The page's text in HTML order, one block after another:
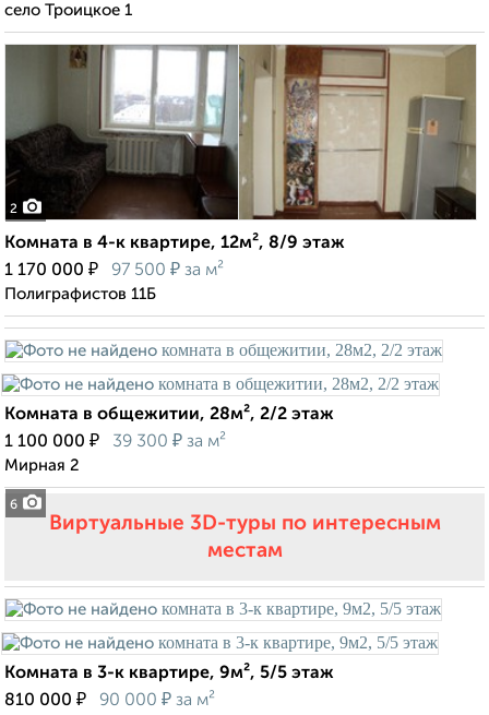
село Троицкое 1
2
Комната в 4-к квартире, 12м², 8/9 этаж
1 170 000 ₽ 97 500 ₽ за м²
Полиграфистов 11Б
6
Комната в общежитии, 28м², 2/2 этаж
1 100 000 ₽ 39 300 ₽ за м²
Мирная 2
Виртуальные 3D-туры по интересным
местам
Комната в 3-к квартире, 9м², 5/5 этаж
810 000 ₽ 90 000 ₽ за м²